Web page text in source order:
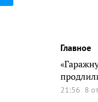
Главное
21:56 8